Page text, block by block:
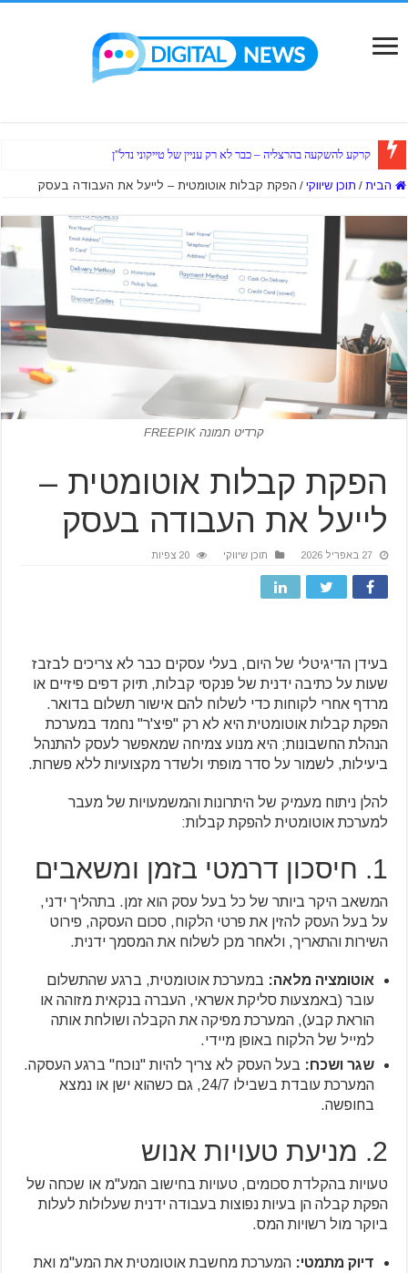
קרקע להשקעה בהרצליה – כבר לא רק עניין של טייקוני נדל"ן
הבית / תוכן שיווקי / הפקת קבלות אוטומטית – לייעל את העבודה בעסק
קרדיט תמונה FREEPIK
הפקת קבלות אוטומטית –
לייעל את העבודה בעסק
27 באפריל 2026 תוכן שיווקי 20 צפיות
בעידן הדיגיטלי של היום, בעלי עסקים כבר לא צריכים לבזבז
שעות על כתיבה ידנית של פנקסי קבלות, תיוק דפים פיזיים או
מרדף אחרי לקוחות כדי לשלוח להם אישור תשלום בדואר.
הפקת קבלות אוטומטית היא לא רק "פיצ'ר" נחמד במערכת
הנהלת החשבונות; היא מנוע צמיחה שמאפשר לעסק להתנהל
ביעילות, לשמור על סדר מופתי ולשדר מקצועיות ללא פשרות.
להלן ניתוח מעמיק של היתרונות והמשמעויות של מעבר
למערכת אוטומטית להפקת קבלות:
1. חיסכון דרמטי בזמן ומשאבים
המשאב היקר ביותר של כל בעל עסק הוא זמן. בתהליך ידני,
על בעל העסק להזין את פרטי הלקוח, סכום העסקה, פירוט
השירות והתאריך, ולאחר מכן לשלוח את המסמך ידנית.
אוטומציה מלאה: במערכת אוטומטית, ברגע שהתשלום
עובר (באמצעות סליקת אשראי, העברה בנקאית מזוהה או
הוראת קבע), המערכת מפיקה את הקבלה ושולחת אותה
למייל של הלקוח באופן מיידי.
שגר ושכח: בעל העסק לא צריך להיות "נוכח" ברגע העסקה.
המערכת עובדת בשבילו 24/7, גם כשהוא ישן או נמצא
בחופשה.
2. מניעת טעויות אנוש
טעויות בהקלדת סכומים, טעויות בחישוב המע"מ או שכחה של
הפקת קבלה הן בעיות נפוצות בעבודה ידנית שעלולות לעלות
ביוקר מול רשויות המס.
דיוק מתמטי: המערכת מחשבת אוטומטית את המע"מ ואת